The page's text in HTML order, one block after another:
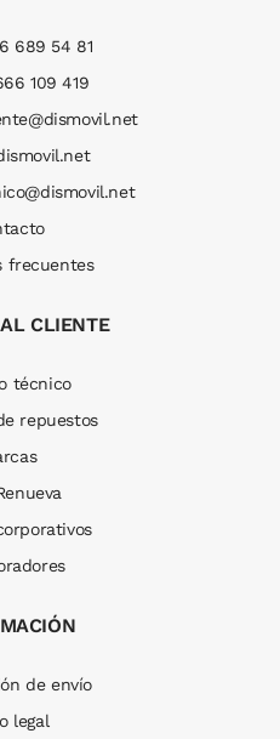
689 54 81
109 419
frecuentes
CLIENTE
técnico
repuestos
de envío
legal